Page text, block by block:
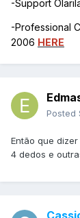
-Support
-Professional
2006 HERE
Posted
Então que
4 dedos e